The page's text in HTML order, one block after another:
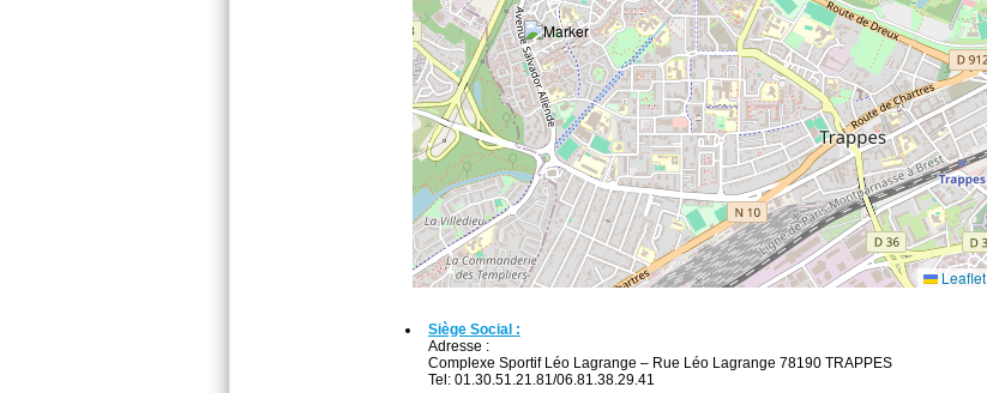
Leaflet
Siège Social :
Adresse :
Complexe Sportif Léo Lagrange – Rue Léo Lagrange 78190 TRAPPES
Tel: 01.30.51.21.81/06.81.38.29.41